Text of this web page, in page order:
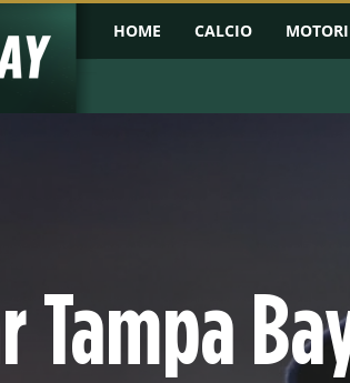
HOME CALCIO MOTORI
Tampa